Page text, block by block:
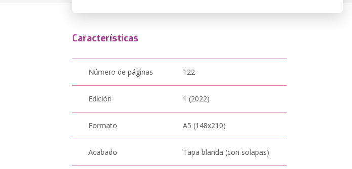
Características
Número de páginas 122
Edición 1 (2022)
Formato A5 (148x210)
Acabado Tapa blanda (con solapas)